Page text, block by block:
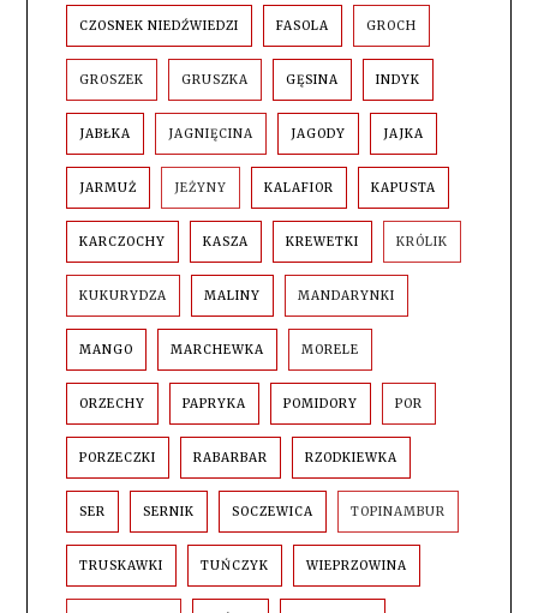
CZOSNEK NIEDŹWIEDZI FASOLA GROCH
GROSZEK GRUSZKA GĘSINA INDYK
JABŁKA JAGNIĘCINA JAGODY JAJKA
JARMUŻ JEŻYNY KALAFIOR KAPUSTA
KARCZOCHY KASZA KREWETKI KRÓLIK
KUKURYDZA MALINY MANDARYNKI
MANGO MARCHEWKA MORELE
ORZECHY PAPRYKA POMIDORY POR
PORZECZKI RABARBAR RZODKIEWKA
SER SERNIK SOCZEWICA TOPINAMBUR
TRUSKAWKI TUŃCZYK WIEPRZOWINA